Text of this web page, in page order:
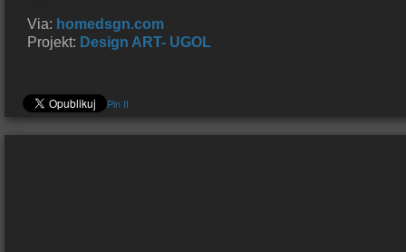
Via: homedsgn.com
Projekt: Design ART- UGOL
Pin It